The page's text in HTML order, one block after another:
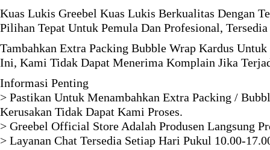
Kuas Lukis Greebel Kuas Lukis Berkualitas Dengan
Pilihan Tepat Untuk Pemula Dan Profesional,
Tambahkan Extra Packing Bubble Wrap Kardus
Ini, Kami Tidak Dapat Menerima Komplain Jika
Informasi Penting
> Pastikan Untuk Menambahkan Extra Packing /
Kerusakan Tidak Dapat Kami Proses.
> Greebel Official Store Adalah Produsen Langsung
> Layanan Chat Tersedia Setiap Hari Pukul 10.00-